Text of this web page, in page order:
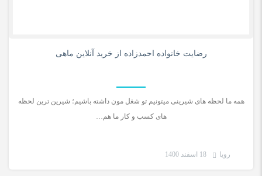
رضایت خانواده احمدزاده از خرید آنلاین ماهی
همه ما لحظه های شیرینی میتونیم تو شغل مون داشته باشیم؛ شیرین ترین لحظه
های کسب و کار ما هم…
رویا 18 اسفند 1400